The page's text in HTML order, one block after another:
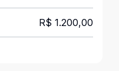
R$ 1.200,00